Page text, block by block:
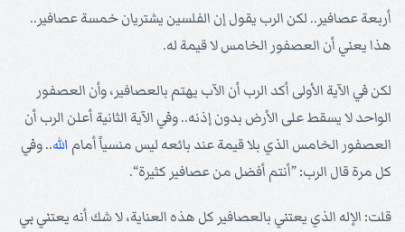
أربعة عصافير.. لكن الرب يقول إن الفلسين يشتريان خمسة عصافير..
هذا يعني أن العصفور الخامس لا قيمة له.
لكن في الآية الأولى أكد الرب أن الآب يهتم بالعصافير، وأن العصفور
الواحد لا يسقط على الأرض بدون إذنه.. وفي الآية الثانية أعلن الرب أن
العصفور الخامس الذي بلا قيمة عند بائعه ليس منسياً أمام الله.. وفي
كل مرة قال الرب: ”أنتم أفضل من عصافير كثيرة“.
قلت: الإله الذي يعتني بالعصافير كل هذه العناية، لا شك أنه يعتني بي